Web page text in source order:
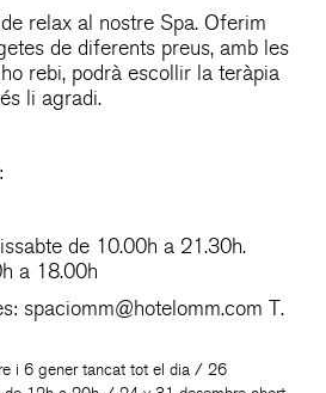
relax al nostre Spa. Oferim
de diferents preus, amb les
rebi, podrà escollir la teràpia
li agradi.
de 10.00h a 21.30h.
a 18.00h
spaciomm@hotelomm.com T.
i 6 gener tancat tot el dia / 26